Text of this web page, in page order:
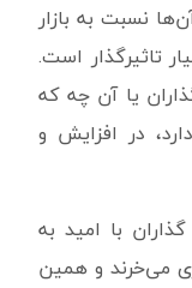
نسبت به بازار
تاثیرگذار است.
یا آن چه که
در افزایش و
با امید به
می‌خرند و همین